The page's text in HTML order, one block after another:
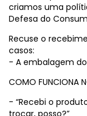
criamos uma
Defesa do
Recuse o
casos:
- A embalagem
COMO FUNCIONA
- “Recebi o
trocar, posso?”